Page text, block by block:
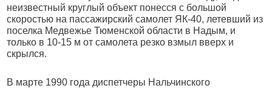
неизвестный круглый объект понесся с большой
скоростью на пассажирский самолет ЯК-40, летевший из
поселка Медвежье Тюменской области в Надым, и
только в 10-15 м от самолета резко взмыл вверх и
скрылся.
В марте 1990 года диспетчеры Нальчинского